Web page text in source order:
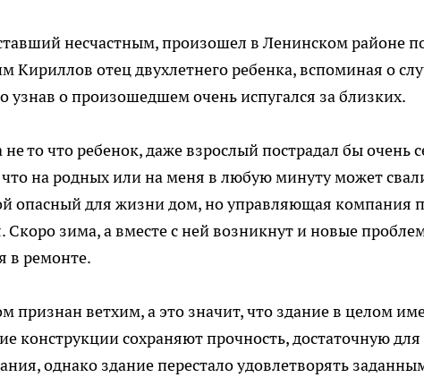
несчастным, произошел в Ленинском районе
Кириллов отец двухлетнего ребенка, вспоминая о
узнав о произошедшем очень испугался за близких.
не то что ребенок, даже взрослый пострадал бы очень
что на родных или на меня в любую минуту может
опасный для жизни дом, но управляющая компания
зима, а вместе с ней возникнут и новые
в ремонте.
признан ветхим, а это значит, что здание в целом
конструкции сохраняют прочность, достаточную
однако здание перестало удовлетворять